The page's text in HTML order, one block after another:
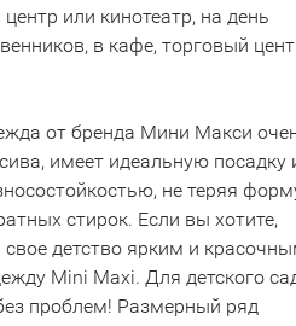
или кинотеатр, на день
в кафе, торговый
от бренда Мини Макси
имеет идеальную посадку
не теряя
стирок. Если вы хотите,
детство ярким и
Mini Maxi. Для детского
проблем! Размерный ряд